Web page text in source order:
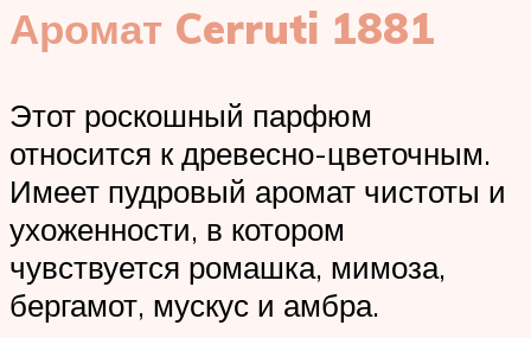
Аромат Cerruti 1881
Этот роскошный парфюм
относится к древесно-цветочным.
Имеет пудровый аромат чистоты и
ухоженности, в котором
чувствуется ромашка, мимоза,
бергамот, мускус и амбра.